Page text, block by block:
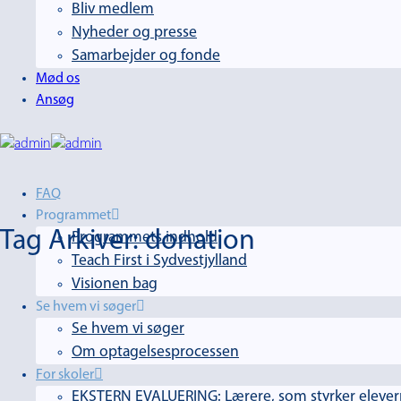
Bliv medlem
Nyheder og presse
Samarbejder og fonde
Mød os
Ansøg
FAQ
Programmet
Programmets indhold
Teach First i Sydvestjylland
Visionen bag
Se hvem vi søger
Se hvem vi søger
Om optagelsesprocessen
For skoler
EKSTERN EVALUERING: Lærere, som styrker
Tag Arkiver:donation